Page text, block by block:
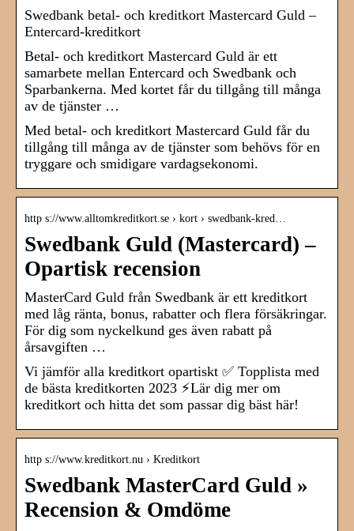
Swedbank betal- och kreditkort Mastercard Guld –
Entercard-kreditkort
Betal- och kreditkort Mastercard Guld är ett
samarbete mellan Entercard och Swedbank och
Sparbankerna. Med kortet får du tillgång till många
av de tjänster …
Med betal- och kreditkort Mastercard Guld får du
tillgång till många av de tjänster som behövs för en
tryggare och smidigare vardagsekonomi.
http s://www.alltomkreditkort.se › kort › swedbank-kred…
Swedbank Guld (Mastercard) –
Opartisk recension
MasterCard Guld från Swedbank är ett kreditkort
med låg ränta, bonus, rabatter och flera försäkringar.
För dig som nyckelkund ges även rabatt på
årsavgiften …
Vi jämför alla kreditkort opartiskt ✅ Topplista med
de bästa kreditkorten 2023 ⚡Lär dig mer om
kreditkort och hitta det som passar dig bäst här!
http s://www.kreditkort.nu › Kreditkort
Swedbank MasterCard Guld »
Recension & Omdöme